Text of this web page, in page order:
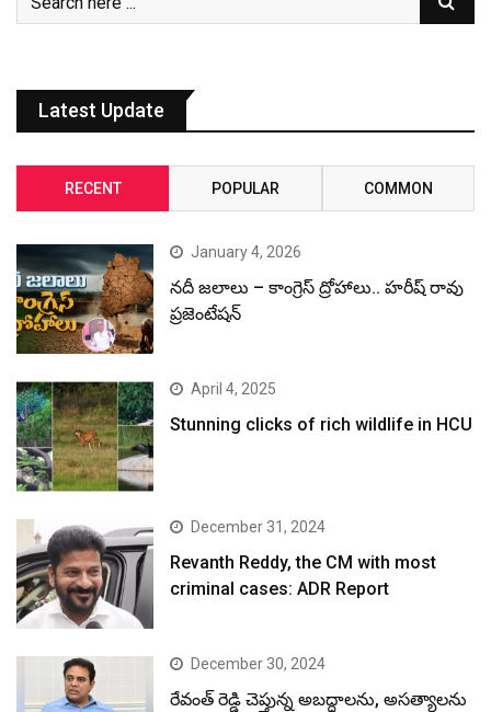
Latest Update
RECENT POPULAR COMMON
January 4, 2026
నదీ జలాలు – కాంగ్రెస్ ద్రోహాలు.. హరీష్ రావు
ప్రజెంటేషన్
April 4, 2025
Stunning clicks of rich wildlife in HCU
December 31, 2024
Revanth Reddy, the CM with most
criminal cases: ADR Report
December 30, 2024
రేవంత్ రెడ్డి చెప్తున్న అబద్ధాలను, అసత్యాలను